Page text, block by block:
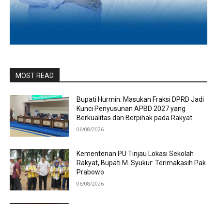
MOST READ
Bupati Hurmin: Masukan Fraksi DPRD Jadi
Kunci Penyusunan APBD 2027 yang
Berkualitas dan Berpihak pada Rakyat
06/08/2026
Kementerian PU Tinjau Lokasi Sekolah
Rakyat, Bupati M. Syukur: Terimakasih Pak
Prabowo
06/08/2026